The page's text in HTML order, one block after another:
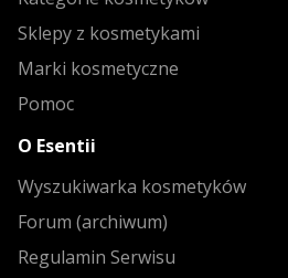
Sklepy z kosmetykami
Marki kosmetyczne
Pomoc
O Esentii
Wyszukiwarka kosmetyków
Forum (archiwum)
Regulamin Serwisu